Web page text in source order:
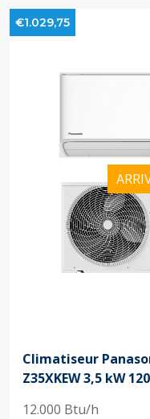
€1.029,75
Climatiseur
Z35XKEW 3,5 kW
12.000 Btu/h